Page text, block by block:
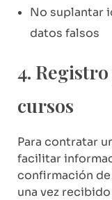
No suplantar
datos falsos
4.
cursos
Para contratar
facilitar
confirmación
una vez